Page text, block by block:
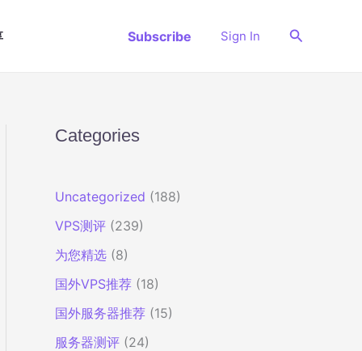
Subscribe Sign In
搜
Categories
Uncategorized (188)
VPS测评 (239)
为您精选 (8)
国外VPS推荐 (18)
国外服务器推荐 (15)
服务器测评 (24)